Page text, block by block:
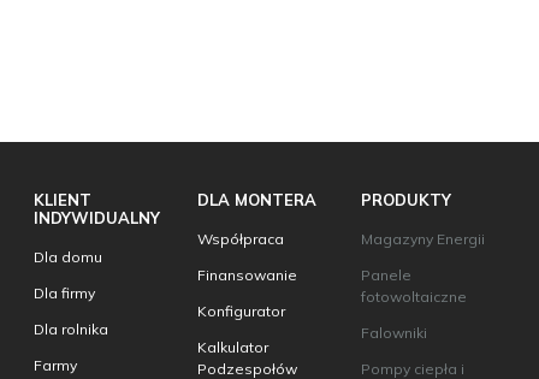
KLIENT
INDYWIDUALNY
Dla domu
Dla firmy
Dla rolnika
Farmy
DLA MONTERA
Współpraca
Finansowanie
Konfigurator
Kalkulator
Podzespołów
PRODUKTY
Magazyny Energii
Panele
fotowoltaiczne
Falowniki
Pompy ciepła i